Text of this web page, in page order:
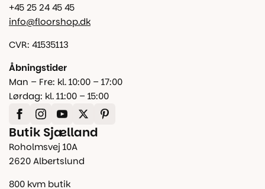
+45 25 24 45 45
info@floorshop.dk
CVR: 41535113
Åbningstider
Man – Fre: kl. 10:00 – 17:00
Lørdag: kl. 11:00 – 15:00
Butik Sjælland
Roholmsvej 10A
2620 Albertslund
800 kvm butik